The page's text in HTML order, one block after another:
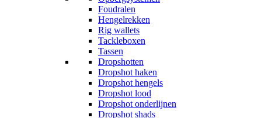
Foudralen
Hengelrekken
Rig wallets
Tackleboxen
Tassen
Dropshotten
Dropshot haken
Dropshot hengels
Dropshot lood
Dropshot onderlijnen
Dropshot shads